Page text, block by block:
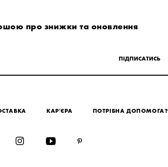
про знижки та оновлення
ПІДПИСАТИСЬ
КАР'ЄРА ПОТРІБНА ДОПОМОГА?